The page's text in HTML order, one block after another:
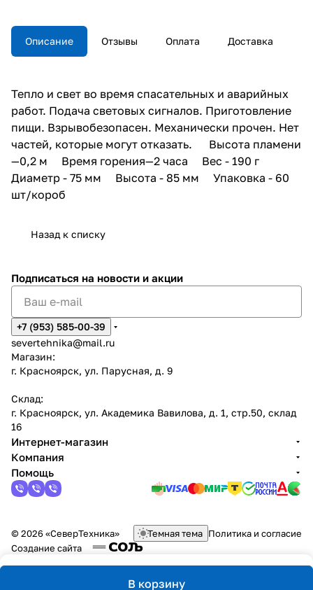
Описание Отзывы Оплата Доставка
Тепло и свет во время спасательных и аварийных
работ. Подача световых сигналов. Приготовление
пищи. Взрывобезопасен. Механически прочен. Нет
частей, которые могут отказать. Высота пламени
—0,2 м Время горения—2 часа Вес - 190 г
Диаметр - 75 мм Высота - 85 мм Упаковка - 60
шт/короб
Назад к списку
В корзину
Подписаться на новости и акции
+7 (953) 585-00-39
severtehnika@mail.ru
Магазин:
г. Красноярск, ул. Парусная, д. 9
Склад:
г. Красноярск, ул. Академика Вавилова, д. 1, стр.50, склад
16
Интернет-магазин
Компания
Помощь
© 2026 «СеверТехника» Темная тема Политика и согласие
Создание сайта